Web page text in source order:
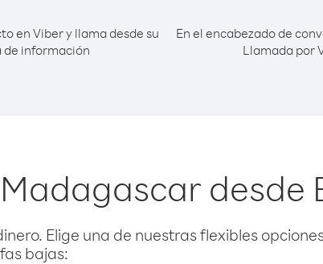
en Viber y llama desde su
de información
En el encabezado de
Llamada por
desde
Elige una de nuestras flexibles
bajas: